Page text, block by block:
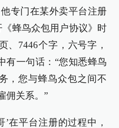
专门在某外卖平台注册
蜂鸟众包用户协议》时
、7446个字，六号字，
有一句话：“您知悉蜂鸟
，您与蜂鸟众包之间不
佣关系。”
’在平台注册的过程中，